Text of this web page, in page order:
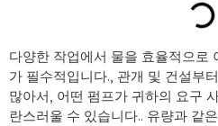
다양한 작업에서 물을 효율적으로
가 필수적입니다., 관개 및 건설부
많아서, 어떤 펌프가 귀하의 요구
란스러울 수 있습니다.. 유량과 같